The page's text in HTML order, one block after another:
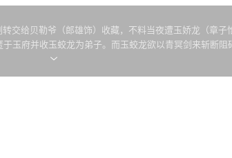
交给贝勒爷（郎雄饰）收藏，不料当夜遭玉娇龙（章
府并收玉蛟龙为弟子。而玉蛟龙欲以青冥剑来斩断